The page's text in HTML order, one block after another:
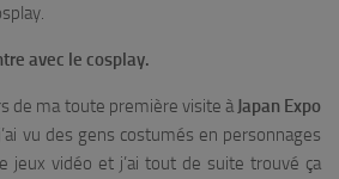
avec le cosplay.
de ma toute première visite à Japan Expo
vu des gens costumés en personnages
jeux vidéo et j’ai tout de suite trouvé ça